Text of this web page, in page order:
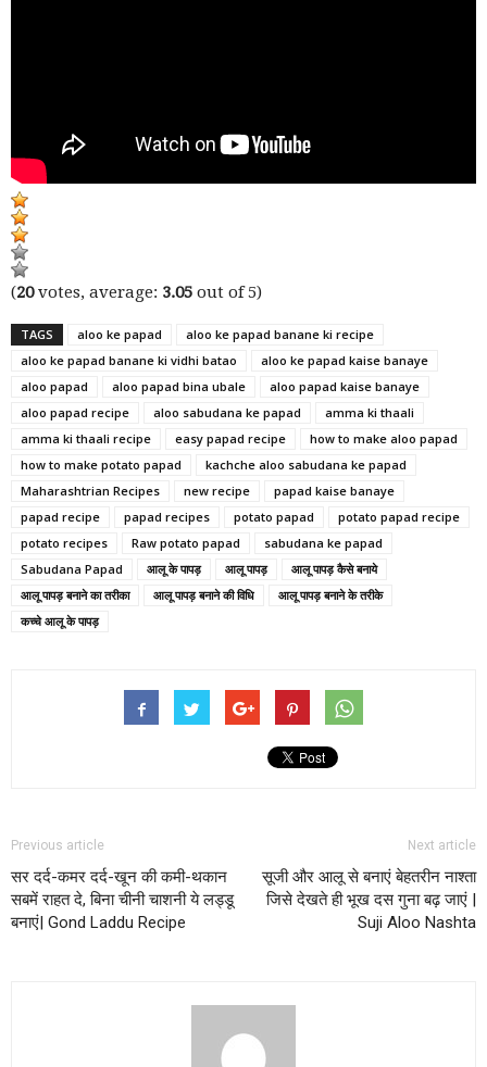
(20votes, average: 3.05 out of 5)
TAGS aloo ke papad
aloo ke papad banane ki recipe
aloo ke papad banane ki vidhi batao
aloo ke papad kaise banaye
aloo papad
aloo papad bina ubale
aloo papad kaise banaye
aloo papad recipe
aloo sabudana ke papad
amma ki thaali
amma ki thaali recipe
easy papad recipe
how to make aloo papad
how to make potato papad
kachche aloo sabudana ke papad
Maharashtrian Recipes
new recipe
papad kaise banaye
papad recipe
papad recipes potato papad
potato papad recipe
potato recipes
Raw potato papad
sabudana ke papad
Sabudana Papad
आलू के पापड़ आलू पापड़
आलू पापड़ कैसे बनाये
आलू पापड़ बनाने का तरीका
आलू पापड़ बनाने की विधि
आलू पापड़ बनाने के तरीके
कच्चे आलू के पापड़
Previous article
सर दर्द-कमर दर्द-खून की कमी-थकान
सबमें राहत दे, बिना चीनी चाशनी ये लड्डू
बनाएं| Gond Laddu Recipe
Next article
सूजी और आलू से बनाएं बेहतरीन नाश्ता
जिसे देखते ही भूख दस गुना बढ़ जाएं |
Suji Aloo Nashta